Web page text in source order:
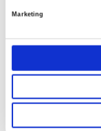
Marketing